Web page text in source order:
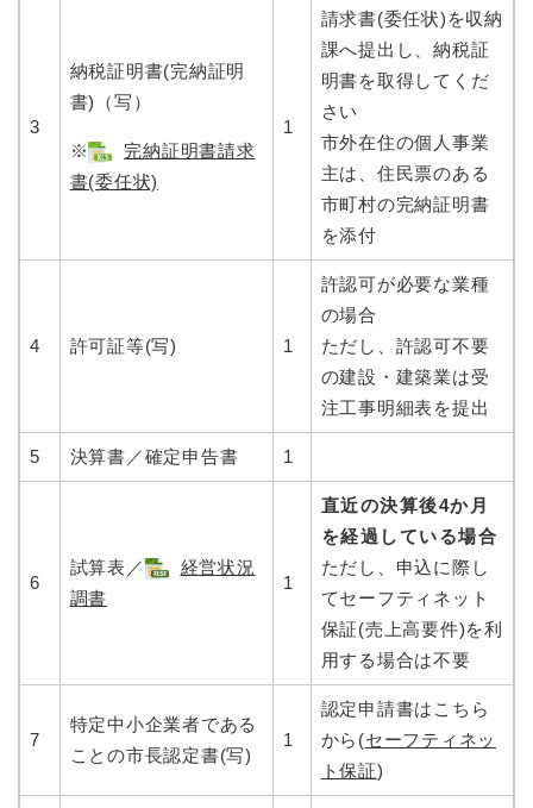
3
納税証明書(完納証明
書)（写）
※
完納証明書請求
書(委任状)
1
請求書(委任状)を収納
課へ提出し、納税証
明書を取得してくだ
さい
市外在住の個人事業
主は、住民票のある
市町村の完納証明書
を添付
4 許可証等(写) 1
許認可が必要な業種
の場合
ただし、許認可不要
の建設・建築業は受
注工事明細表を提出
5 決算書／確定申告書 1
6
試算表／
経営状況
調書
1
直近の決算後4か月
を経過している場合
ただし、申込に際し
てセーフティネット
保証(売上高要件)を利
用する場合は不要
7
特定中小企業者である
ことの市長認定書(写)
1
認定申請書はこちら
から(セーフティネッ
ト保証)